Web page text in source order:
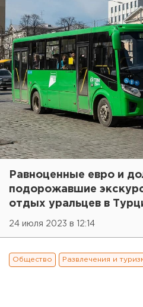
Равноценные евро и
подорожавшие
отдых уральцев в
24 июля 2023 в 12:14
Общество Развлечения и